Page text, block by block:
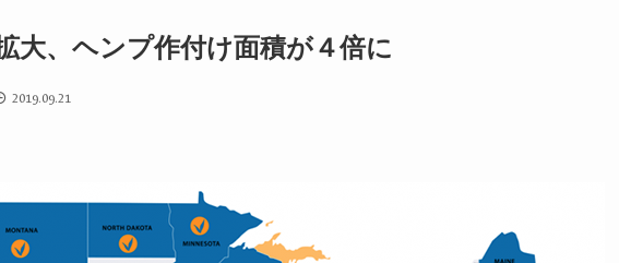
大、ヘンプ作付け面積が４倍に
2019.09.21